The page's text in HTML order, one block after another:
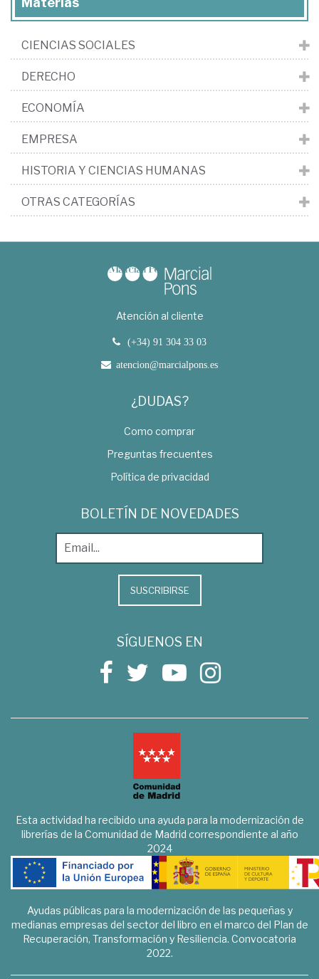
CIENCIAS SOCIALES
DERECHO
ECONOMÍA
EMPRESA
HISTORIA Y CIENCIAS HUMANAS
OTRAS CATEGORÍAS
Atención al cliente
(+34) 91 304 33 03
atencion@marcialpons.es
¿DUDAS?
Como comprar
Preguntas frecuentes
Política de privacidad
BOLETÍN DE NOVEDADES
SUSCRIBIRSE
SÍGUENOS EN
Esta actividad ha recibido una ayuda para la modernización de
librerías de la Comunidad de Madrid correspondiente al año
2024
Ayudas públicas para la modernización de las pequeñas y
medianas empresas del sector del libro en el marco del Plan de
Recuperación, Transformación y Resiliencia. Convocatoria
2022.